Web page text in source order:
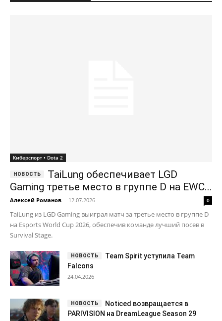
Киберспорт • Dota 2
TaiLung обеспечивает LGD
Gaming третье место в группе D на EWC...
Алексей Романов - 12.07.2026 0
TaiLung из LGD Gaming выиграл матч за третье место в группе D
на Esports World Cup 2026, обеспечив команде лучший посев в
Survival Stage.
Team Spirit уступила Team
Falcons
24.04.2026
Noticed возвращается в
PARIVISION на DreamLeague Season 29